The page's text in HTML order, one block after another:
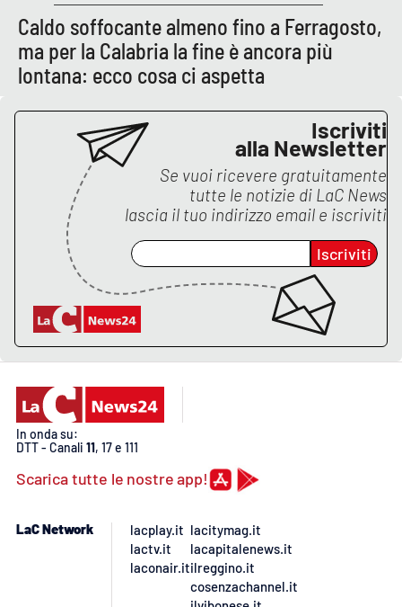
Ilreggino.it
Cosenzachannel.it
Ilvibonese.it
Catanzarochannel.it
Android
Apple
Caldo soffocante almeno fino a Ferragosto,
ma per la Calabria la fine è ancora più
lontana: ecco cosa ci aspetta
Iscriviti
alla Newsletter
Se vuoi ricevere gratuitamente
tutte le notizie di LaC News
lascia il tuo indirizzo email e iscriviti
Iscriviti
In onda su:
DTT - Canali 11, 17 e 111
Scarica tutte le nostre app!
LaC Network
lacplay.it
lactv.it
laconair.it
lacitymag.it
lacapitalenews.it
ilreggino.it
cosenzachannel.it